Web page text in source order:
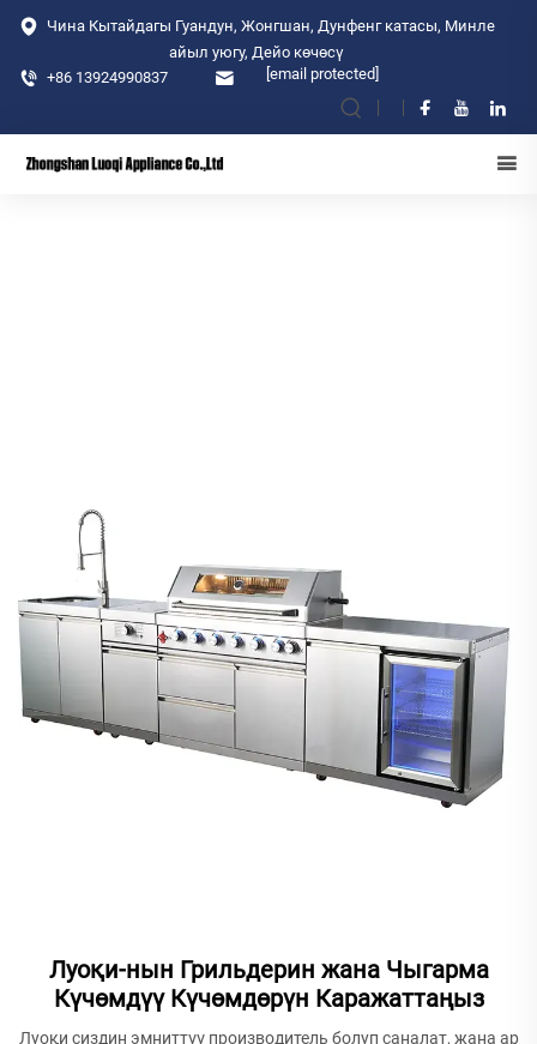
Чина Кытайдагы Гуандун, Жонгшан, Дунфенг катасы, Минле
айыл уюгу, Дейо көчөсү
+86 13924990837
[email protected]
Луоқи-нын Грильдерин жана Чыгарма
Күчөмдүү Күчөмдөрүн Каражаттаңыз
Луоқи сиздин эмниттүү производитель болуп саналат, жана ар